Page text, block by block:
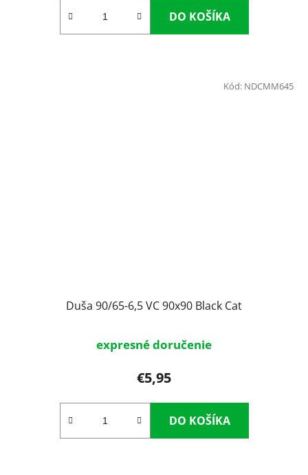
DO KOŠÍKA
Duša 90/65-6,5 VC 90x90 Black Cat
expresné doručenie
€5,95
DO KOŠÍKA
Kód: NDCMM645